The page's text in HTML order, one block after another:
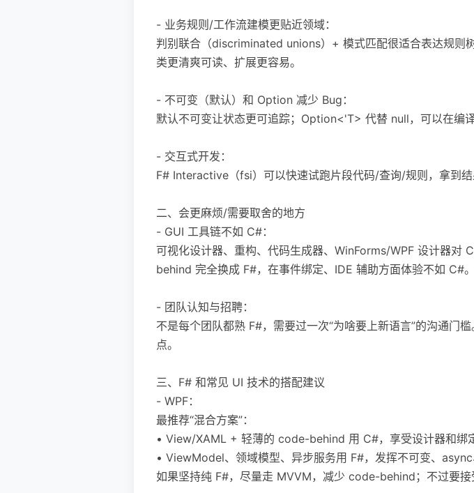
- 业务规则/工作流建模更贴近领域：
判别联合（discriminated unions）+ 模式匹配很适合表达规
类更清爽可读、扩展更容易。
- 不可变（默认）和 Option 减少 Bug：
默认不可变让状态更可追踪；Option<'T> 代替 null，可以在编
- 交互式开发：
F# Interactive（fsi）可以快速试跑片段代码/查询/规则，拿到结
二、会更麻烦/需要取舍的地方
- GUI 工具链不如 C#：
可视化设计器、重构、代码生成器、WinForms/WPF 设计器
behind 完全换成 F#，在事件绑定、IDE 辅助方面体验不如 C#
- 团队认知与招聘：
不是每个团队都熟 F#，需要过一次“为啥要上新语言”的沟通门
点。
三、F# 和常见 UI 技术的搭配建议
- WPF：
最推荐“混合方案”：
• View/XAML + 轻薄的 code-behind 用 C#，享受设计器和绑
• ViewModel、领域模型、异步服务用 F#，发挥不可变、
如果坚持纯 F#，尽量走 MVVM，减少 code-behind；不过要接